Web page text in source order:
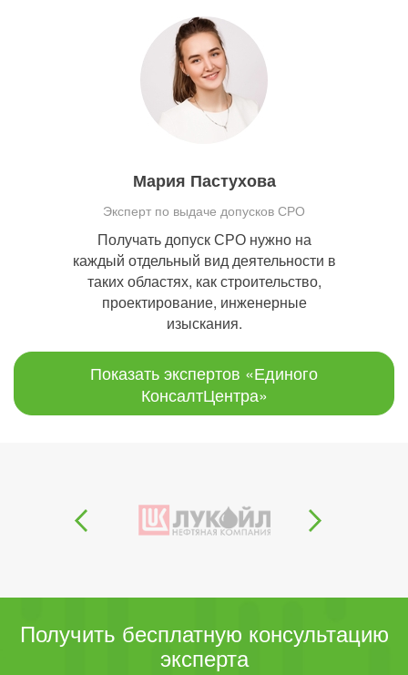
Мария Пастухова
Эксперт по выдаче допусков СРО
Получать допуск СРО нужно на
каждый отдельный вид деятельности в
таких областях, как строительство,
проектирование, инженерные
изыскания.
Показать экспертов «Единого
КонсалтЦентра»
Получить бесплатную консультацию
эксперта